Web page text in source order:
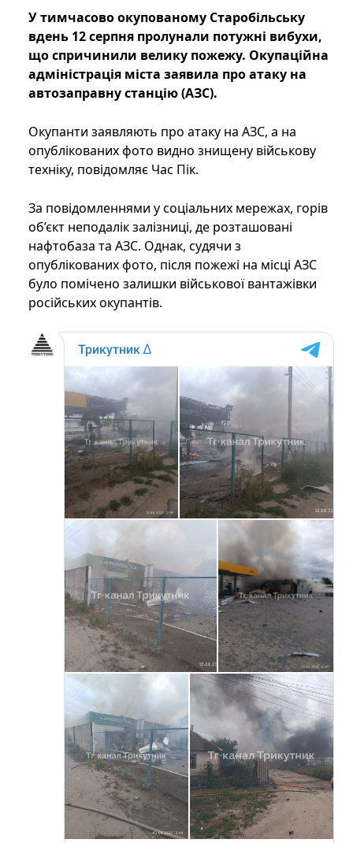
У тимчасово окупованому Старобільську
вдень 12 серпня пролунали потужні вибухи,
що спричинили велику пожежу. Окупаційна
адміністрація міста заявила про атаку на
автозаправну станцію (АЗС).
Окупанти заявляють про атаку на АЗС, а на
опублікованих фото видно знищену військову
техніку, повідомляє Час Пік.
За повідомленнями у соціальних мережах, горів
об’єкт неподалік залізниці, де розташовані
нафтобаза та АЗС. Однак, судячи з
опублікованих фото, після пожежі на місці АЗС
було помічено залишки військової вантажівки
російських окупантів.